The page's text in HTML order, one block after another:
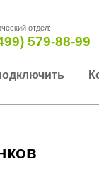
отдел:
579-88-99